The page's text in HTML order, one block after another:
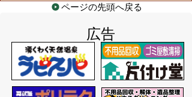
ページの先頭へ戻る
広告